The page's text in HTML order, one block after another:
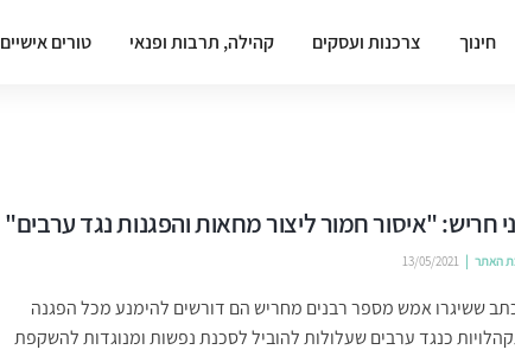
חינוך צרכנות ועסקים קהילה, תרבות ופנאי טורים אישיים
חריש: "איסור חמור ליצור מחאות והפגנות נגד ערבים"
האתר 13/05/2021
ששיגרו אמש מספר רבנים מחריש הם דורשים להימנע מכל הפגנה
כנגד ערבים שעלולות להוביל לסכנת נפשות ומנוגדות להשקפת